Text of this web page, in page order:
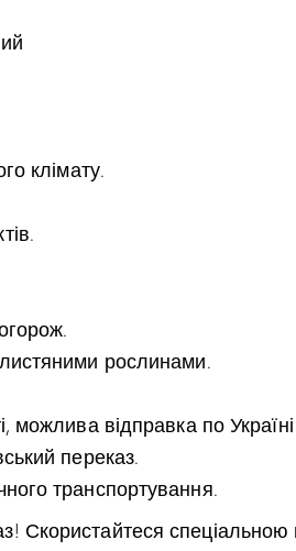
клімату.
рослинами.
можлива відправка по
переказ.
транспортування.
спеціальною